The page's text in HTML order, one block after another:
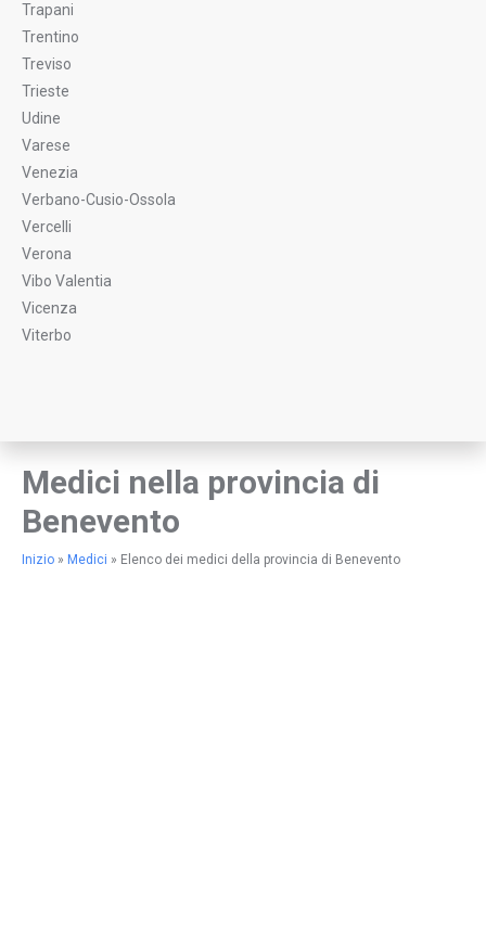
Trapani
Trentino
Treviso
Trieste
Udine
Varese
Venezia
Verbano-Cusio-Ossola
Vercelli
Verona
Vibo Valentia
Vicenza
Viterbo
Medici nella provincia di
Benevento
Inizio » Medici » Elenco dei medici della provincia di Benevento